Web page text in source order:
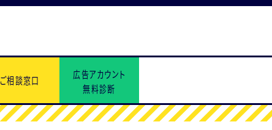
ご相談窓口
広告アカウント
無料診断